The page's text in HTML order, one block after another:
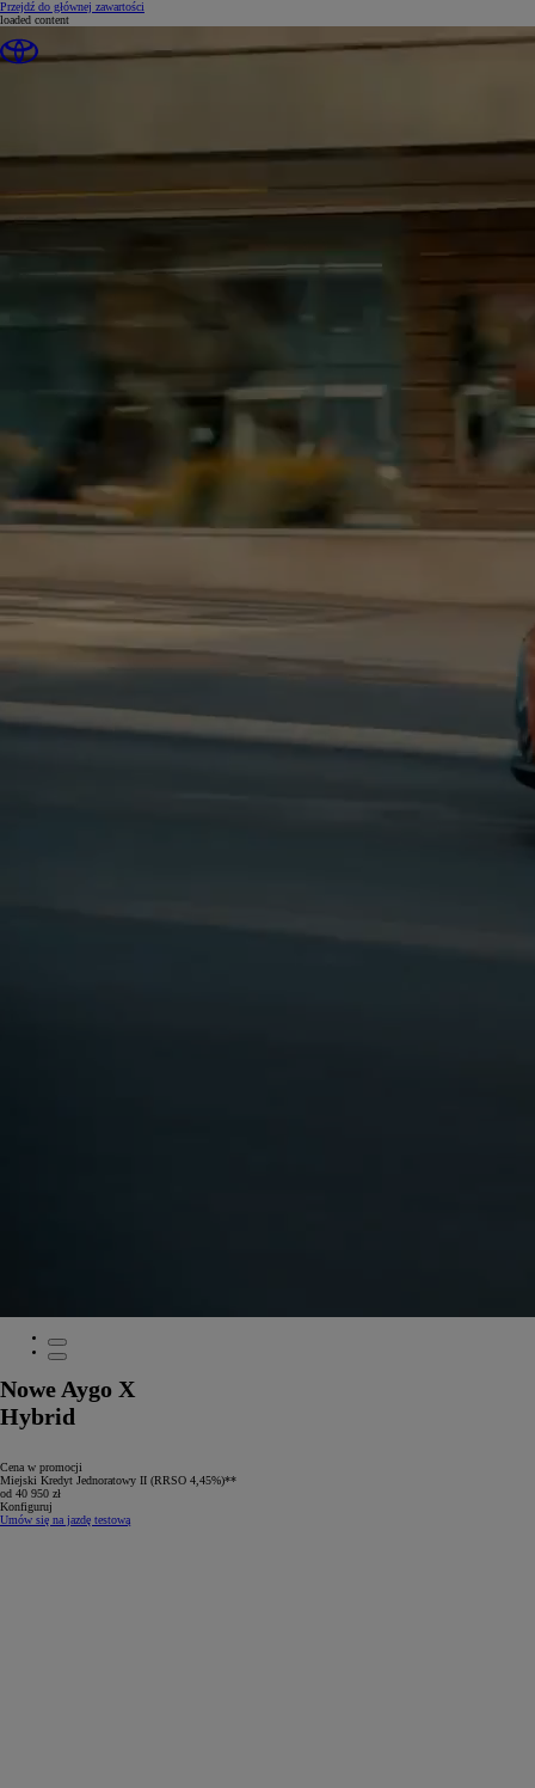
Przejdź do głównej zawartości
loaded content
Nowe Aygo X
Hybrid
Cena w promocji
Miejski Kredyt Jednoratowy II (RRSO 4,45%)**
od 40 950 zł
Konfiguruj
Umów się na jazdę testową